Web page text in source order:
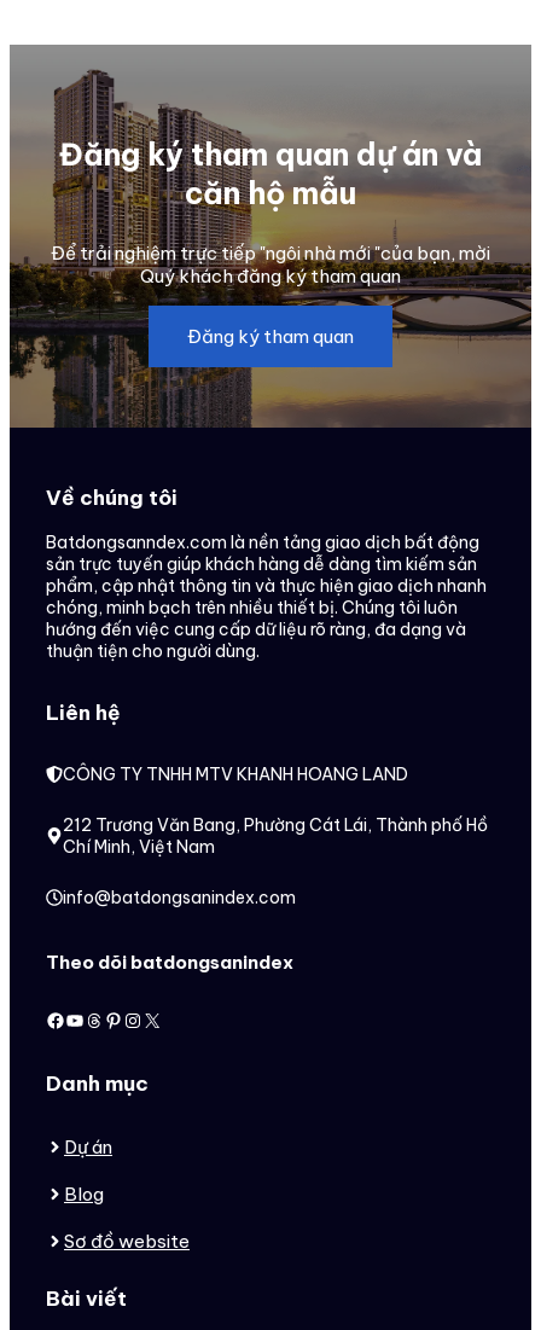
Đăng ký tham quan dự án và
căn hộ mẫu
Để trải nghiệm trực tiếp "ngôi nhà mới "của bạn, mời
Quý khách đăng ký tham quan
Đăng ký tham quan
Về chúng tôi
Batdongsanndex.com là nền tảng giao dịch bất động
sản trực tuyến giúp khách hàng dễ dàng tìm kiếm sản
phẩm, cập nhật thông tin và thực hiện giao dịch nhanh
chóng, minh bạch trên nhiều thiết bị. Chúng tôi luôn
hướng đến việc cung cấp dữ liệu rõ ràng, đa dạng và
thuận tiện cho người dùng.
Liên hệ
CÔNG TY TNHH MTV KHANH HOANG LAND
212 Trương Văn Bang, Phường Cát Lái, Thành phố Hồ
Chí Minh, Việt Nam
info@batdongsanindex.com
Theo dõi batdongsanindex
Facebook
Youtube
Threads
Pinterest
Instagram
X
Danh mục
Dự án
Blog
Sơ đồ website
Bài viết